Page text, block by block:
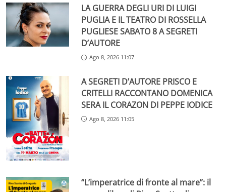
LA GUERRA DEGLI URI DI LUIGI
PUGLIA E IL TEATRO DI ROSSELLA
PUGLIESE SABATO 8 A SEGRETI
D’AUTORE
Ago 8, 2026 11:07
A SEGRETI D’AUTORE PRISCO E
CRITELLI RACCONTANO DOMENICA
SERA IL CORAZON DI PEPPE IODICE
Ago 8, 2026 11:05
“L’imperatrice di fronte al mare”: il